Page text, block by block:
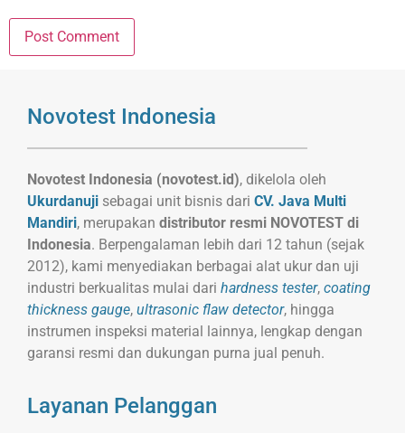
Novotest Indonesia
Novotest Indonesia (novotest.id), dikelola oleh
Ukurdanuji sebagai unit bisnis dari CV. Java Multi
Mandiri, merupakan distributor resmi NOVOTEST di
Indonesia. Berpengalaman lebih dari 12 tahun (sejak
2012), kami menyediakan berbagai alat ukur dan uji
industri berkualitas mulai dari hardness tester, coating
thickness gauge, ultrasonic flaw detector, hingga
instrumen inspeksi material lainnya, lengkap dengan
garansi resmi dan dukungan purna jual penuh.
Layanan Pelanggan